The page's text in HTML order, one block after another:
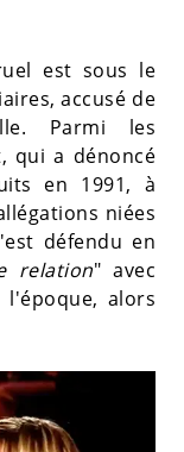
est sous le
accusé de
Parmi les
qui a dénoncé
en 1991, à
niées
défendu en
relation" avec
alors